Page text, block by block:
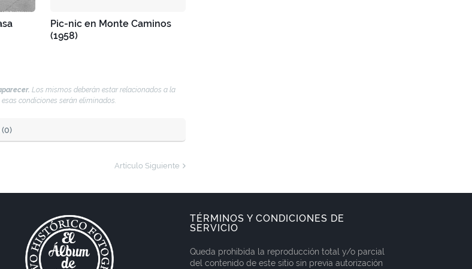
Pic-nic en Monte Caminos
(1958)
Los mismos deberán estar relacionados a la
condiciones serán eliminados.
Artículo Siguiente
TÉRMINOS Y CONDICIONES DE
SERVICIO
Queda prohibida la reproducción total y/o parcial
del contenido de este sitio sin previa autorización